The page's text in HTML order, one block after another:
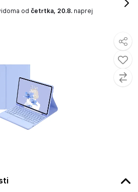
od četrtka, 20.8. naprej